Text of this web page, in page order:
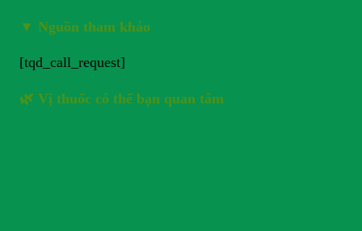
▼ Nguồn tham khảo
[tqd_call_request]
🌿 Vị thuốc có thể bạn quan tâm